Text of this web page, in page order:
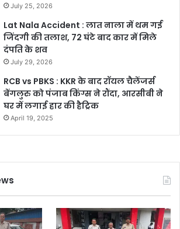
July 25, 2026
Lat Nala Accident : लात नाला में थम गई
जिंदगी की तलाश, 72 घंटे बाद कार में मिले
दंपति के शव
July 29, 2026
RCB vs PBKS : KKR के बाद रॉयल चैलेंजर्स
बेंगलुरु को पंजाब किंग्स ने रौंदा, आरसीबी ने
घर में लगाई हार की हैट्रिक
April 19, 2025